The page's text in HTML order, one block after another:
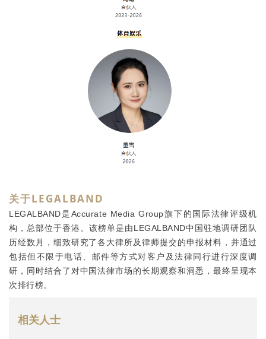
关于LEGALBAND
LEGALBAND是Accurate Media Group旗下的国际法律评级机
构，总部位于香港。该榜单是由LEGALBAND中国驻地调研团队
历经数月，细致研究了各大律所及律师提交的申报材料，并通过
包括但不限于电话、邮件等方式对客户及法律同行进行深度调
研，同时结合了对中国法律市场的长期观察和洞悉，最终呈现本
次排行榜。
相关人士